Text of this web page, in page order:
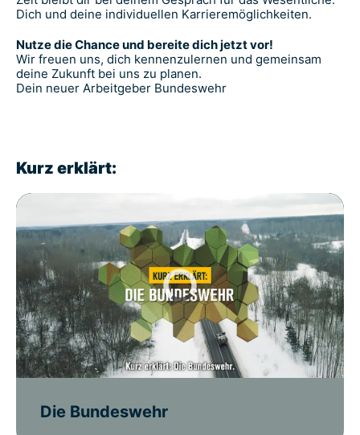
Dich und deine individuellen Karrieremöglichkeiten.
Nutze die Chance und bereite dich jetzt vor!
Wir freuen uns, dich kennenzulernen und gemeinsam
deine Zukunft bei uns zu planen.
Dein neuer Arbeitgeber Bundeswehr
Kurz erklärt:
Die Bundeswehr